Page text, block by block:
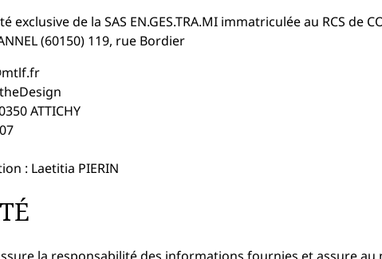
de la SAS EN.GES.TRA.MI immatriculée au RCS de
(60150) 119, rue Bordier
ATTICHY
: Laetitia PIERIN